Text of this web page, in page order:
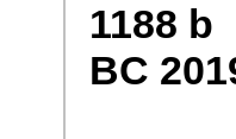
1188 b
BC